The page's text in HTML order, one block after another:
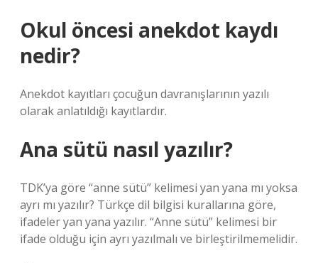
Okul öncesi anekdot kaydı
nedir?
Anekdot kayıtları çocuğun davranışlarının yazılı
olarak anlatıldığı kayıtlardır.
Ana sütü nasıl yazılır?
TDK’ya göre “anne sütü” kelimesi yan yana mı yoksa
ayrı mı yazılır? Türkçe dil bilgisi kurallarına göre,
ifadeler yan yana yazılır. “Anne sütü” kelimesi bir
ifade olduğu için ayrı yazılmalı ve birleştirilmemelidir.